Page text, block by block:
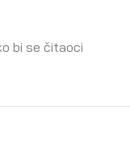
bi se čitaoci